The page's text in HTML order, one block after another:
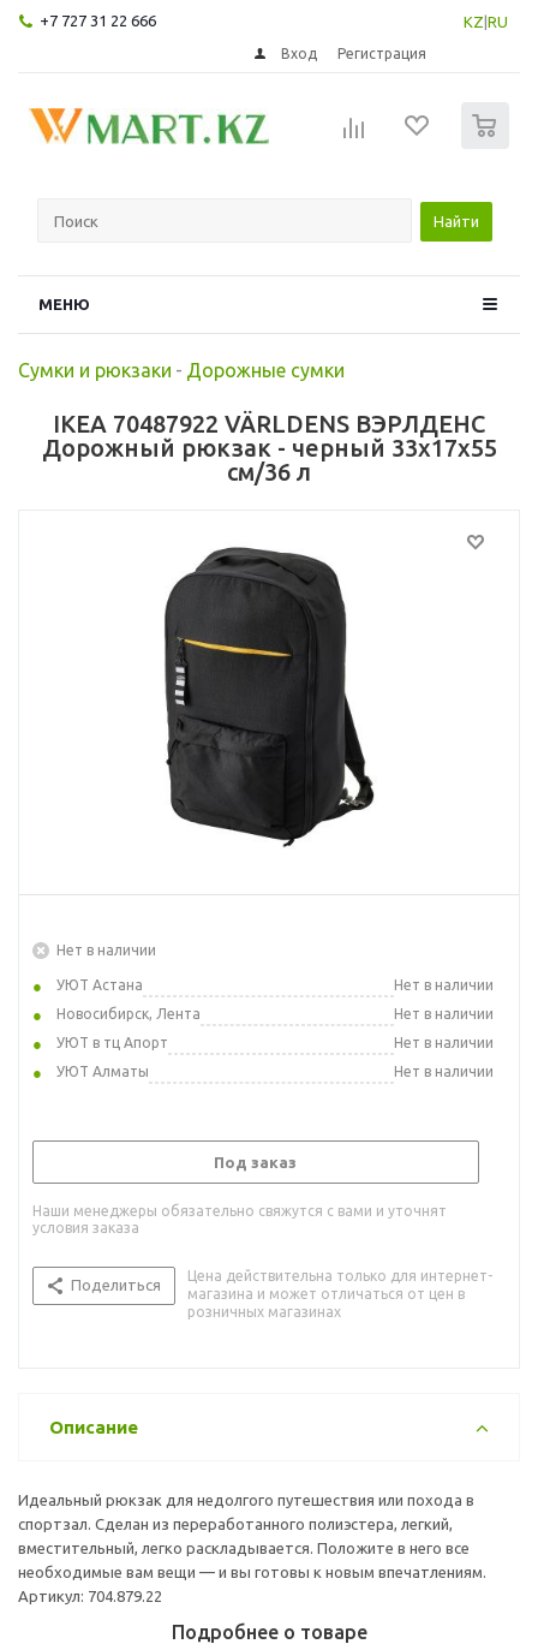
+7 727 31 22 666 KZ RU
Вход Регистрация
Найти
МЕНЮ
Сумки и рюкзаки - Дорожные сумки
IKEA 70487922 VÄRLDENS ВЭРЛДЕНС
Дорожный рюкзак - черный 33x17x55
см/36 л
Нет в наличии
УЮТ Астана
Нет в наличии
Новосибирск, Лента
Нет в наличии
УЮТ в тц Апорт
Нет в наличии
УЮТ Алматы
Нет в наличии
Под заказ
Наши менеджеры обязательно свяжутся с вами и уточнят
условия заказа
Поделиться
Цена действительна только для интернет-
магазина и может отличаться от цен в
розничных магазинах
Описание
Идеальный рюкзак для недолгого путешествия или похода в
спортзал. Сделан из переработанного полиэстера, легкий,
вместительный, легко раскладывается. Положите в него все
необходимые вам вещи — и вы готовы к новым впечатлениям.
Артикул: 704.879.22
Подробнее о товаре